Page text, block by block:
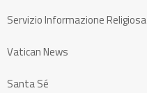
Servizio Informazione Religiosa
Vatican News
Santa Sé